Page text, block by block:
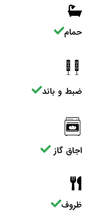
حمام
ضبط و باند
اجاق گاز
ظروف